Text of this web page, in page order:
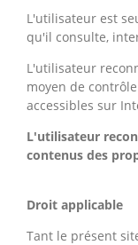
L'utilisateur est
qu'il consulte,
L'utilisateur
moyen de
accessibles sur
L'utilisateur
contenus des
Droit applicable
Tant le présent